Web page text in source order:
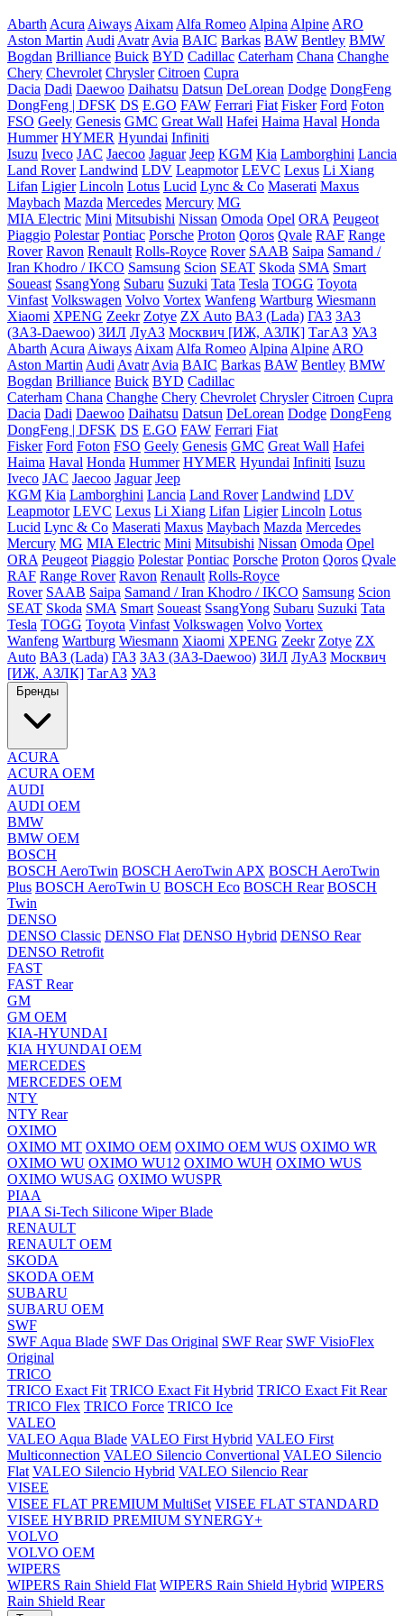
Abarth Acura Aiways Aixam Alfa Romeo Alpina Alpine ARO
Aston Martin Audi Avatr Avia BAIC Barkas BAW Bentley BMW
Bogdan Brilliance Buick BYD Cadillac Caterham Chana Changhe
Chery Chevrolet Chrysler Citroen Cupra
Dacia Dadi Daewoo Daihatsu Datsun DeLorean Dodge DongFeng
DongFeng | DFSK DS E.GO FAW Ferrari Fiat Fisker Ford Foton
FSO Geely Genesis GMC Great Wall Hafei Haima Haval Honda
Hummer HYMER Hyundai Infiniti
Isuzu Iveco JAC Jaecoo Jaguar Jeep KGM Kia Lamborghini Lancia
Land Rover Landwind LDV Leapmotor LEVC Lexus Li Xiang
Lifan Ligier Lincoln Lotus Lucid Lync & Co Maserati Maxus
Maybach Mazda Mercedes Mercury MG
MIA Electric Mini Mitsubishi Nissan Omoda Opel ORA Peugeot
Piaggio Polestar Pontiac Porsche Proton Qoros Qvale RAF Range
Rover Ravon Renault Rolls-Royce Rover SAAB Saipa Samand /
Iran Khodro / IKCO Samsung Scion SEAT Skoda SMA Smart
Soueast SsangYong Subaru Suzuki Tata Tesla TOGG Toyota
Vinfast Volkswagen Volvo Vortex Wanfeng Wartburg Wiesmann
Xiaomi XPENG Zeekr Zotye ZX Auto ВАЗ (Lada) ГАЗ ЗАЗ
(ЗАЗ-Daewoo) ЗИЛ ЛуАЗ Москвич [ИЖ, АЗЛК] ТагАЗ УАЗ
Abarth Acura Aiways Aixam Alfa Romeo Alpina Alpine ARO
Aston Martin Audi Avatr Avia BAIC Barkas BAW Bentley BMW
Bogdan Brilliance Buick BYD Cadillac
Caterham Chana Changhe Chery Chevrolet Chrysler Citroen Cupra
Dacia Dadi Daewoo Daihatsu Datsun DeLorean Dodge DongFeng
DongFeng | DFSK DS E.GO FAW Ferrari Fiat
Fisker Ford Foton FSO Geely Genesis GMC Great Wall Hafei
Haima Haval Honda Hummer HYMER Hyundai Infiniti Isuzu
Iveco JAC Jaecoo Jaguar Jeep
KGM Kia Lamborghini Lancia Land Rover Landwind LDV
Leapmotor LEVC Lexus Li Xiang Lifan Ligier Lincoln Lotus
Lucid Lync & Co Maserati Maxus Maybach Mazda Mercedes
Mercury MG MIA Electric Mini Mitsubishi Nissan Omoda Opel
ORA Peugeot Piaggio Polestar Pontiac Porsche Proton Qoros Qvale
RAF Range Rover Ravon Renault Rolls-Royce
Rover SAAB Saipa Samand / Iran Khodro / IKCO Samsung Scion
SEAT Skoda SMA Smart Soueast SsangYong Subaru Suzuki Tata
Tesla TOGG Toyota Vinfast Volkswagen Volvo Vortex
Wanfeng Wartburg Wiesmann Xiaomi XPENG Zeekr Zotye ZX
Auto ВАЗ (Lada) ГАЗ ЗАЗ (ЗАЗ-Daewoo) ЗИЛ ЛуАЗ Москвич
[ИЖ, АЗЛК] ТагАЗ УАЗ
Бренды
ACURA
ACURA OEM
AUDI
AUDI OEM
BMW
BMW OEM
BOSCH
BOSCH AeroTwin BOSCH AeroTwin APX BOSCH AeroTwin
Plus BOSCH AeroTwin U BOSCH Eco BOSCH Rear BOSCH
Twin
DENSO
DENSO Classic DENSO Flat DENSO Hybrid DENSO Rear
DENSO Retrofit
FAST
FAST Rear
GM
GM OEM
KIA-HYUNDAI
KIA HYUNDAI OEM
MERCEDES
MERCEDES OEM
NTY
NTY Rear
OXIMO
OXIMO MT OXIMO OEM OXIMO OEM WUS OXIMO WR
OXIMO WU OXIMO WU12 OXIMO WUH OXIMO WUS
OXIMO WUSAG OXIMO WUSPR
PIAA
PIAA Si-Tech Silicone Wiper Blade
RENAULT
RENAULT OEM
SKODA
SKODA OEM
SUBARU
SUBARU OEM
SWF
SWF Aqua Blade SWF Das Original SWF Rear SWF VisioFlex
Original
TRICO
TRICO Exact Fit TRICO Exact Fit Hybrid TRICO Exact Fit Rear
TRICO Flex TRICO Force TRICO Ice
VALEO
VALEO Aqua Blade VALEO First Hybrid VALEO First
Multiconnection VALEO Silencio Convertional VALEO Silencio
Flat VALEO Silencio Hybrid VALEO Silencio Rear
VISEE
VISEE FLAT PREMIUM MultiSet VISEE FLAT STANDARD
VISEE HYBRID PREMIUM SYNERGY+
VOLVO
VOLVO OEM
WIPERS
WIPERS Rain Shield Flat WIPERS Rain Shield Hybrid WIPERS
Rain Shield Rear